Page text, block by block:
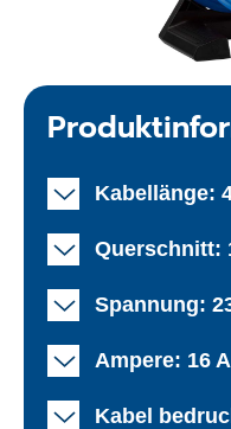
Kabellänge:
Querschnitt:
Spannung:
Ampere: 16 A
Kabel